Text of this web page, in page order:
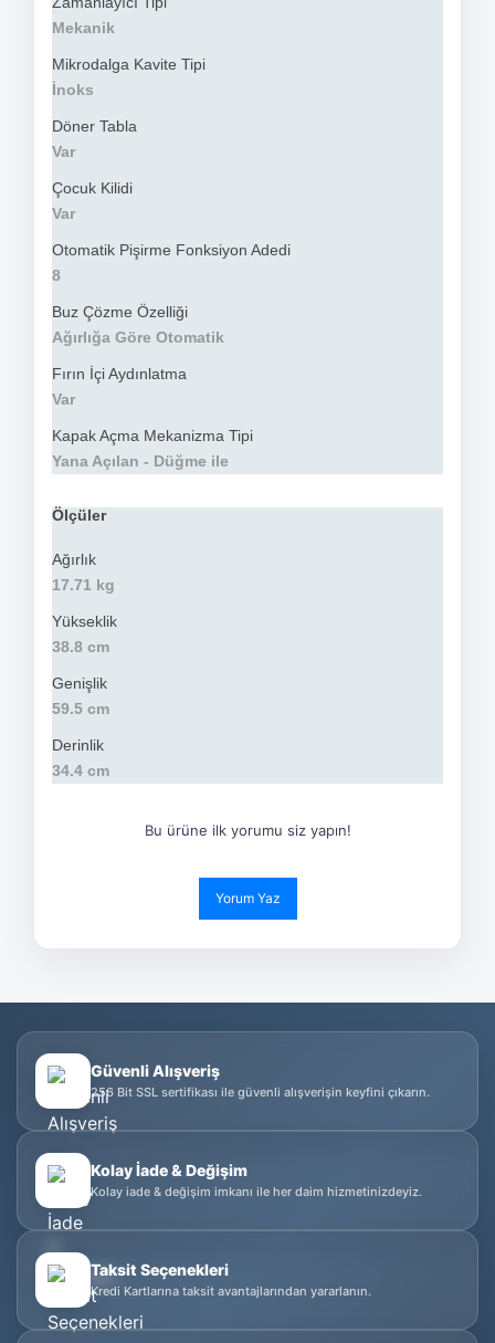
Mekanik
Mikrodalga Kavite Tipi
İnoks
Döner Tabla
Var
Çocuk Kilidi
Var
Otomatik Pişirme Fonksiyon Adedi
8
Buz Çözme Özelliği
Ağırlığa Göre Otomatik
Fırın İçi Aydınlatma
Var
Kapak Açma Mekanizma Tipi
Yana Açılan - Düğme ile
Ölçüler
Ağırlık
17.71 kg
Yükseklik
38.8 cm
Genişlik
59.5 cm
Derinlik
34.4 cm
Bu ürüne ilk yorumu siz yapın!
Yorum Yaz
Güvenli Alışveriş
256 Bit SSL sertifikası ile güvenli alışverişin keyfini çıkarın.
Kolay İade & Değişim
Kolay iade & değişim imkanı ile her daim hizmetinizdeyiz.
Taksit Seçenekleri
Kredi Kartlarına taksit avantajlarından yararlanın.